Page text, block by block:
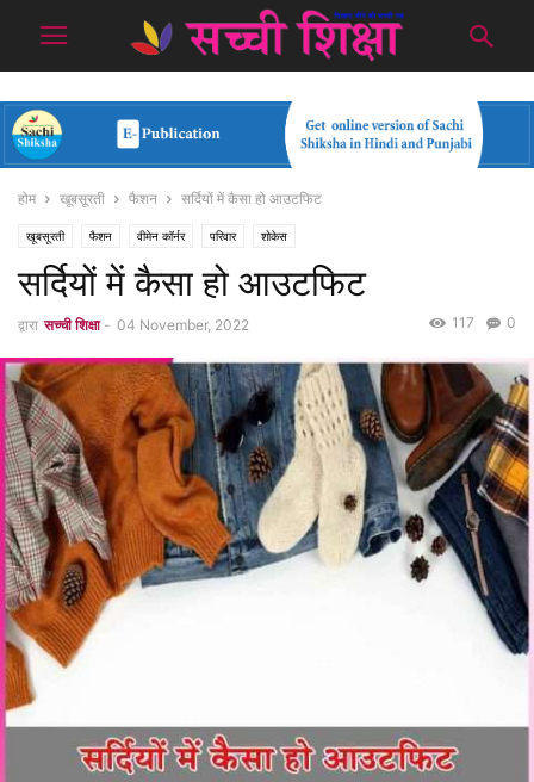
होम खूबसूरती फैशन सर्दियों में कैसा हो आउटफिट
खूबसूरती फैशन वीमेन कॉर्नर परिवार शोकेस
सर्दियों में कैसा हो आउटफिट
द्वारा सच्ची शिक्षा - 04 November, 2022 0
117